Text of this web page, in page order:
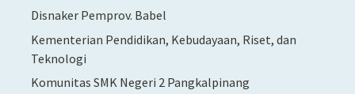
Disnaker Pemprov. Babel
Kementerian Pendidikan, Kebudayaan, Riset, dan
Teknologi
Komunitas SMK Negeri 2 Pangkalpinang